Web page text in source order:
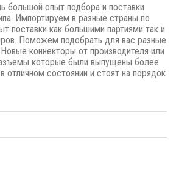
большой опыт подбора и поставки
Импортируем в разные страны по
поставки как большими партиями так и
Поможем подобрать для вас разные
коннекторы от производителя или
которые были выпущены более
отличном состоянии и стоят на порядок